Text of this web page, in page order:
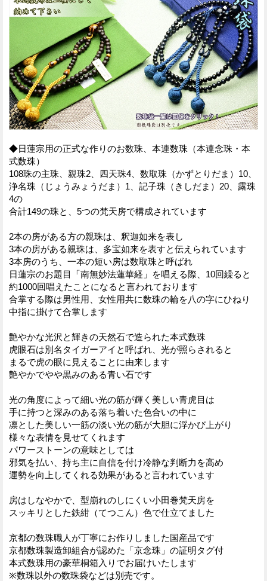
◆日蓮宗用の正式な作りのお数珠、本連数珠（本連念珠・本
式数珠）
108珠の主珠、親珠2、四天珠4、数取珠（かずとりだま）10、
浄名珠（じょうみょうだま）1、記子珠（きしだま）20、露珠
4の
合計149の珠と、5つの梵天房で構成されています
2本の房がある方の親珠は、釈迦如来を表し
3本の房がある親珠は、多宝如来を表すと伝えられています
3本房のうち、一本の短い房は数取珠と呼ばれ
日蓮宗のお題目「南無妙法蓮華経」を唱える際、10回繰ると
約1000回唱えたことになると言われております
合掌する際は男性用、女性用共に数珠の輪を八の字にひねり
中指に掛けて合掌します
艶やかな光沢と輝きの天然石で造られた本式数珠
虎眼石は別名タイガーアイと呼ばれ、光が照らされると
まるで虎の眼に見えることに由来します
艶やかでやや黒みのある青い石です
光の角度によって細い光の筋が輝く美しい青虎目は
手に持つと深みのある落ち着いた色合いの中に
凛とした美しい一筋の淡い光の筋が大胆に浮かび上がり
様々な表情を見せてくれます
パワーストーンの意味としては
邪気を払い、持ち主に自信を付け冷静な判断力を高め
運勢を向上してくれる効果があると言われています
房はしなやかで、型崩れのしにくい小田巻梵天房を
スッキリとした鉄紺（てつこん）色で仕立てました
京都の数珠職人が丁寧にお作りしました国産品です
京都数珠製造卸組合が認めた「京念珠」の証明タグ付
本式数珠用の豪華桐箱入りでお届けいたします
※数珠以外の数珠袋などは別売です。